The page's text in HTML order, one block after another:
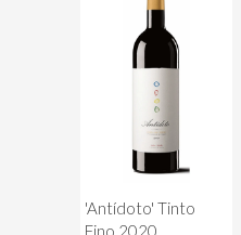
'Antídoto' Tinto
Fino 2020